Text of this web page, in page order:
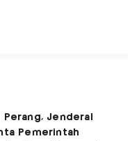
Jenderal
Pemerintah